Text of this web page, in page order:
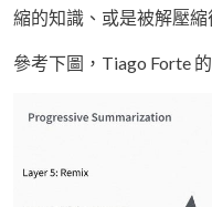
縮的知識、或是被解壓縮
參考下圖，Tiago Forte